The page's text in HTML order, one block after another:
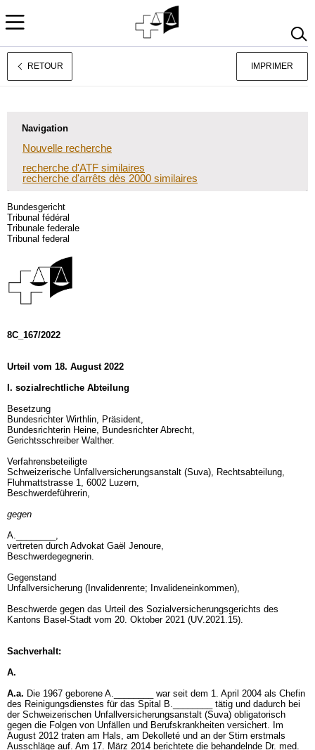
Deutsch
RETOUR IMPRIMER
Navigation
Nouvelle recherche
recherche d'ATF similaires
recherche d'arrêts dès 2000 similaires
Bundesgericht
Tribunal fédéral
Tribunale federale
Tribunal federal
8C_167/2022
Urteil vom 18. August 2022
I. sozialrechtliche Abteilung
Besetzung
Bundesrichter Wirthlin, Präsident,
Bundesrichterin Heine, Bundesrichter Abrecht,
Gerichtsschreiber Walther.
Verfahrensbeteiligte
Schweizerische Unfallversicherungsanstalt (Suva), Rechtsabteilung,
Fluhmattstrasse 1, 6002 Luzern,
Beschwerdeführerin,
gegen
A.________,
vertreten durch Advokat Gaël Jenoure,
Beschwerdegegnerin.
Gegenstand
Unfallversicherung (Invalidenrente; Invalideneinkommen),
Beschwerde gegen das Urteil des Sozialversicherungsgerichts des
Kantons Basel-Stadt vom 20. Oktober 2021 (UV.2021.15).
Sachverhalt:
A.
A.a. Die 1967 geborene A.________ war seit dem 1. April 2004 als Chefin
des Reinigungsdienstes für das Spital B.________ tätig und dadurch bei
der Schweizerischen Unfallversicherungsanstalt (Suva) obligatorisch
gegen die Folgen von Unfällen und Berufskrankheiten versichert. Im
August 2012 traten am Hals, am Dekolleté und an der Stirn erstmals
Ausschläge auf. Am 17. März 2014 berichtete die behandelnde Dr. med.